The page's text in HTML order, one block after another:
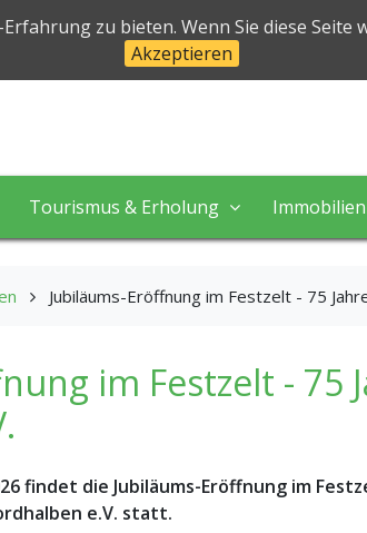
zu bieten. Wenn Sie diese
Akzeptieren
Natur!
Tourismus & Erholung
Jubiläums-Eröffnung im Festzelt - 75
im Festzelt - 75
findet die Jubiläums-Eröffnung im
e.V. statt.